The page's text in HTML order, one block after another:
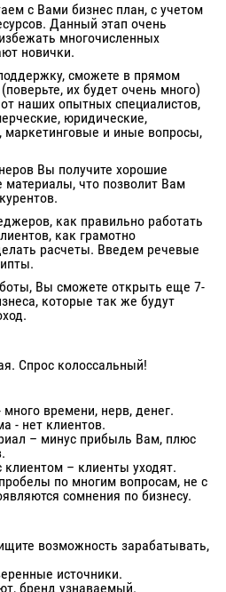
с Вами бизнес план, с учетом
Данный этап очень
многочисленных
новички.
сможете в прямом
их будет очень много)
наших опытных специалистов,
юридические,
маркетинговые и иные вопросы,
Вы получите хорошие
материалы, что позволит Вам
как правильно работать
как грамотно
расчеты. Введем речевые
Вы сможете открыть еще 7-
которые так же будут
Спрос колоссальный!
много времени, нерв, денег.
- нет клиентов.
– минус прибыль Вам, плюс
– клиенты уходят.
по многим вопросам, не с
сомнения по бизнесу.
возможность зарабатывать,
источники.
бренд узнаваемый.